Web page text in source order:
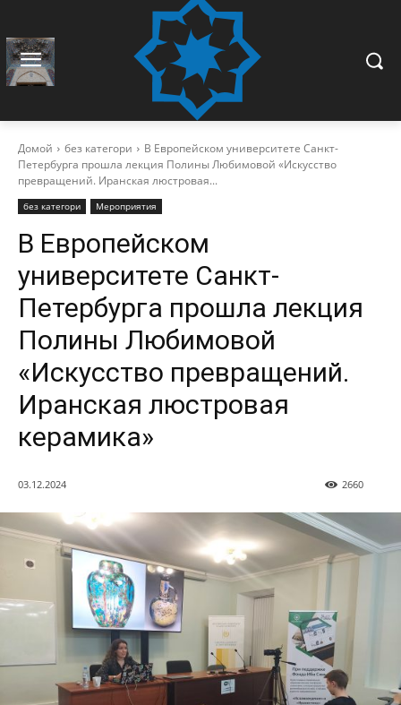
Домой без категори
В Европейском университете Санкт-
Петербурга прошла лекция Полины Любимовой «Искусство
превращений. Иранская люстровая...
без категори Мероприятия
В Европейском
университете Санкт-
Петербурга прошла лекция
Полины Любимовой
«Искусство превращений.
Иранская люстровая
керамика»
03.12.2024 2660